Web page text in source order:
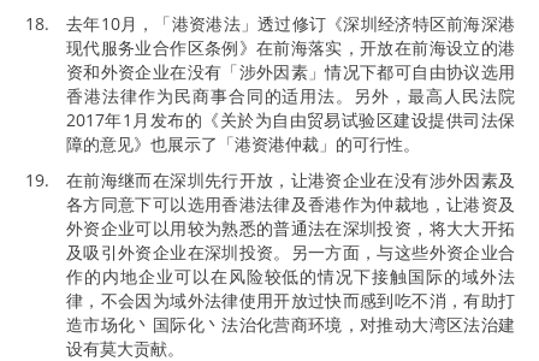
去年10月，「港资港法」透过修订《深圳经济特区前海深港
现代服务业合作区条例》在前海落实，开放在前海设立的港
资和外资企业在没有「涉外因素」情况下都可自由协议选用
香港法律作为民商事合同的适用法。另外，最高人民法院
2017年1月发布的《关於为自由贸易试验区建设提供司法保
障的意见》也展示了「港资港仲裁」的可行性。
在前海继而在深圳先行开放，让港资企业在没有涉外因素及
各方同意下可以选用香港法律及香港作为仲裁地，让港资及
外资企业可以用较为熟悉的普通法在深圳投资，将大大开拓
及吸引外资企业在深圳投资。另一方面，与这些外资企业合
作的内地企业可以在风险较低的情况下接触国际的域外法
律，不会因为域外法律使用开放过快而感到吃不消，有助打
造市场化丶国际化丶法治化营商环境，对推动大湾区法治建
设有莫大贡献。